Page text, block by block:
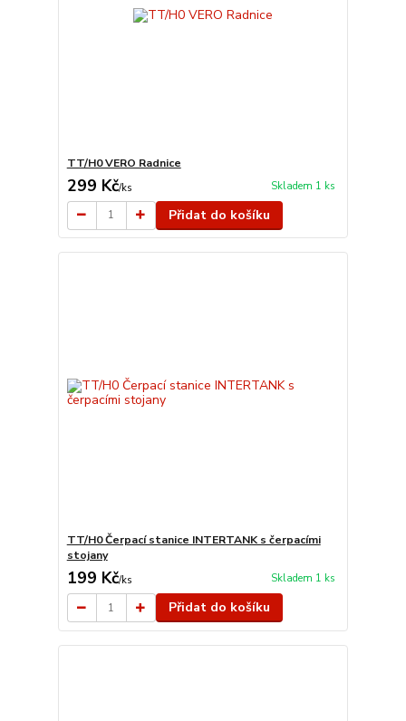
TT/H0 VERO Radnice
299 Kč/ks Skladem 1 ks
Přidat do košíku
TT/H0 Čerpací stanice INTERTANK s čerpacími
stojany
199 Kč/ks Skladem 1 ks
Přidat do košíku